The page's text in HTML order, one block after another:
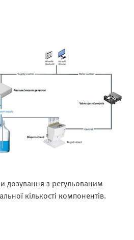
дозування з регульованим
кількості компонентів.